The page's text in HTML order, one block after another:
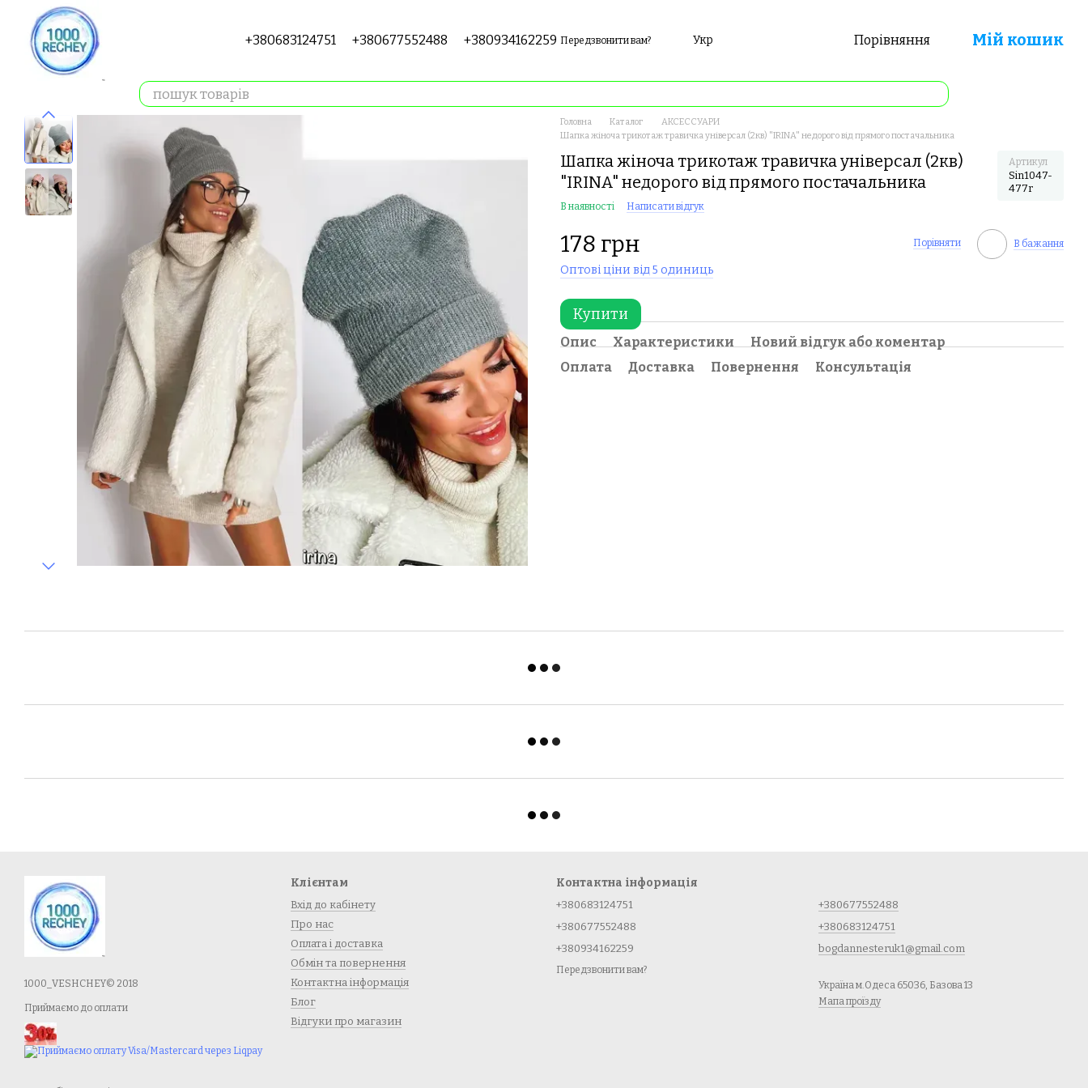
Перейти до основного контенту
+380683124751 +380677552488 +380934162259 Передзвонити вам? Укр Порівняння Мій кошик
Головна Каталог
АКСЕССУАРИ
Шапка жіноча трикотаж травичка універсал (2кв) "IRINA" недорого від прямого постачальника
Шапка жіноча трикотаж травичка універсал (2кв)
"IRINA" недорого від прямого постачальника
Артикул
Sin1047-
477r
В наявності Написати відгук
178 грн Порівняти В бажання
Оптові ціни від 5 одиниць
Купити
Опис Характеристики
Новий відгук або коментар
Оплата
Доставка Повернення Консультація
1000_VESHCHEY© 2018
Приймаємо до оплати
Клієнтам
Вхід до кабінету
Про нас
Оплата і доставка
Обмін та повернення
Контактна інформація
Блог
Відгуки про магазин
Контактна інформація
+380683124751
+380677552488
+380934162259
Передзвонити вам?
+380677552488
+380683124751
bogdannesteruk1@gmail.com
Україна м.Одеса 65036, Базова 13
Мапа проїзду